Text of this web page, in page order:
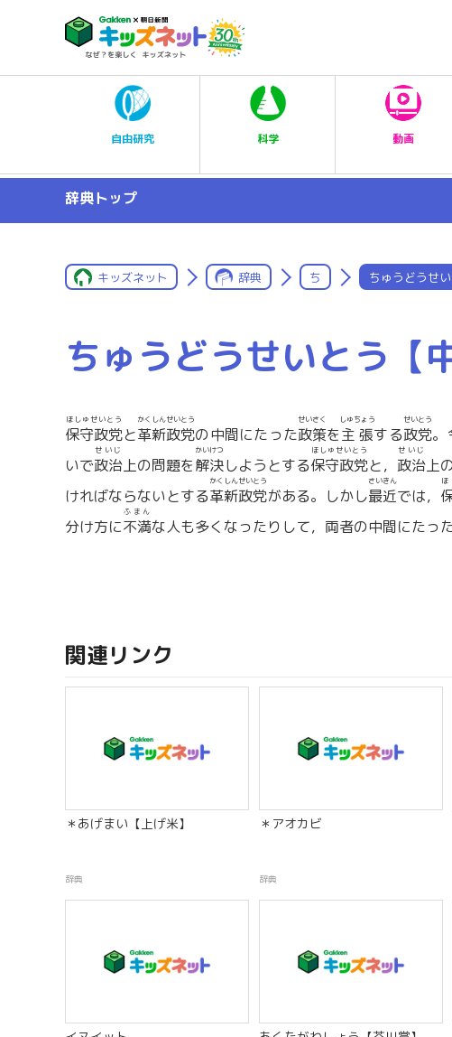
自由研究 科学 動画
辞典トップ
キッズネット 辞典 ち ちゅうどうせ
ちゅうどうせいとう【
保守政党
ほしゅせいとう
と革新政党
かくしんせいとう
の中間にたった政策
せいさく
を主張
しゅちょう
する政党
せいとう
。
いで政治
せいじ
上の問題を解決
かいけつ
しようとする保守政党
ほしゅせいとう
と， 政治
せいじ
上
ければならないとする革新政党
かくしんせいとう
がある。しかし最近
さいきん
では，
ほ
分け方に不満
ふまん
な人も多くなったりして，両者の中間にたっ
関連リンク
＊あげまい【上げ米】
辞典
＊アオカビ
辞典